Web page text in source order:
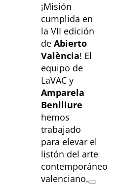
¡Misión
cumplida en
la VII edición
deAbierto
València! El
equipo de
LaVAC y
Amparela
Benlliure
hemos
trabajado
para elevar el
listón del arte
contemporáneo
valenciano.